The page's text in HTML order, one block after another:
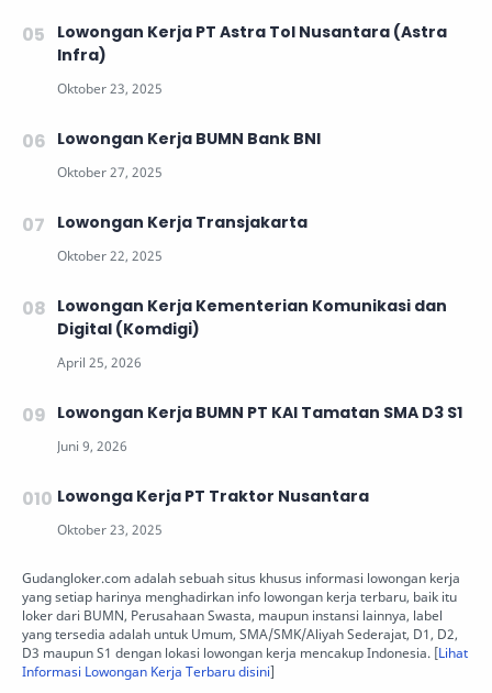
Lowongan Kerja PT Astra Tol Nusantara (Astra
Infra)
Lowongan Kerja BUMN Bank BNI
Lowongan Kerja Transjakarta
Lowongan Kerja Kementerian Komunikasi dan
Digital (Komdigi)
Lowongan Kerja BUMN PT KAI Tamatan SMA D3 S1
Lowonga Kerja PT Traktor Nusantara
Gudangloker.com adalah sebuah situs khusus informasi lowongan kerja
yang setiap harinya menghadirkan info lowongan kerja terbaru, baik itu
loker dari BUMN, Perusahaan Swasta, maupun instansi lainnya, label
yang tersedia adalah untuk Umum, SMA/SMK/Aliyah Sederajat, D1, D2,
D3 maupun S1 dengan lokasi lowongan kerja mencakup Indonesia. [Lihat
Informasi Lowongan Kerja Terbaru disini]